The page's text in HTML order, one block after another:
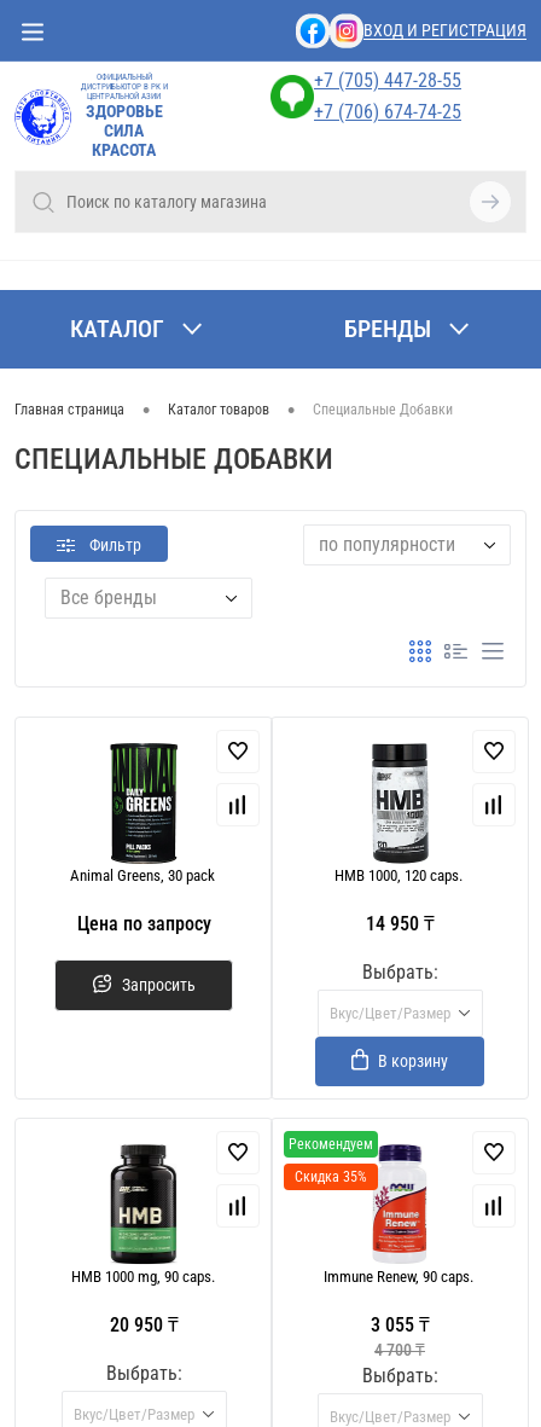
ВХОД И РЕГИСТРАЦИЯ
ОФИЦИАЛЬНЫЙ
ДИСТРИБЬЮТОР В РК И
ЦЕНТРАЛЬНОЙ АЗИИ
ЗДОРОВЬЕ
СИЛА
КРАСОТА
+7 (705) 447-28-55
+7 (706) 674-74-25
КАТАЛОГ БРЕНДЫ
Главная страница • Каталог товаров • Специальные Добавки
СПЕЦИАЛЬНЫЕ ДОБАВКИ
Фильтр по популярности
Все бренды
Animal Greens, 30 pack
Цена по запросу
Запросить
HMB 1000, 120 caps.
14 950 ₸
Выбрать:
Вкус/Цвет/Размер
В корзину
HMB 1000 mg, 90 caps.
20 950 ₸
Выбрать:
Вкус/Цвет/Размер
Рекомендуем
Скидка 35%
Immune Renew, 90 caps.
3 055 ₸
4 700 ₸
Выбрать:
Вкус/Цвет/Размер